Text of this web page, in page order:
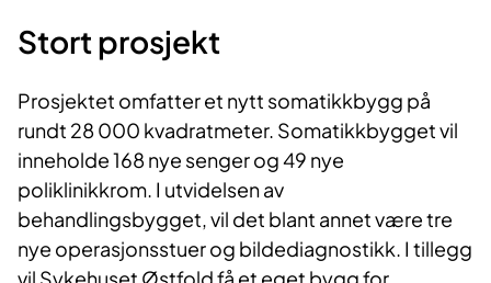
Stort prosjekt
Prosjektet omfatter et nytt somatikkbygg på
rundt 28 000 kvadratmeter. Somatikkbygget vil
inneholde 168 nye senger og 49 nye
poliklinikkrom. I utvidelsen av
behandlingsbygget, vil det blant annet være tre
nye operasjonsstuer og bildediagnostikk. I tillegg